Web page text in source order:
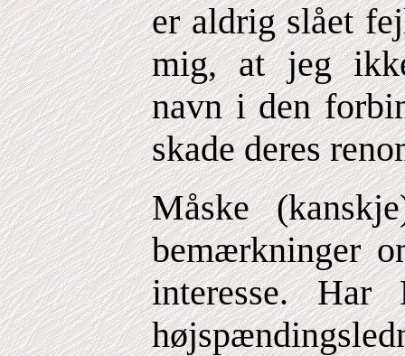
er aldrig slået
mig, at jeg
navn i den
skade deres
Måske
bemærkninger
interesse. Har